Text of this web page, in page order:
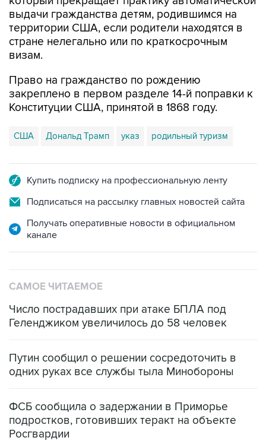
выдачи гражданства детям, родившимся на
территории США, если родители находятся в
стране нелегально или по краткосрочным
визам.
Право на гражданство по рождению
закреплено в первом разделе 14-й поправки к
Конституции США, принятой в 1868 году.
США Дональд Трамп указ родильный туризм
Купить подписку на профессиональную ленту
Подписаться на рассылку главных новостей сайта
Получать оперативные новости в официальном
канале
САМОЕ ЧИТАЕМОЕ
Число пострадавших при атаке БПЛА под
Геленджиком увеличилось до 58 человек
Путин сообщил о решении сосредоточить в
одних руках все службы тыла Минобороны
ФСБ сообщила о задержании в Приморье
подростков, готовивших теракт на объекте
Росгвардии